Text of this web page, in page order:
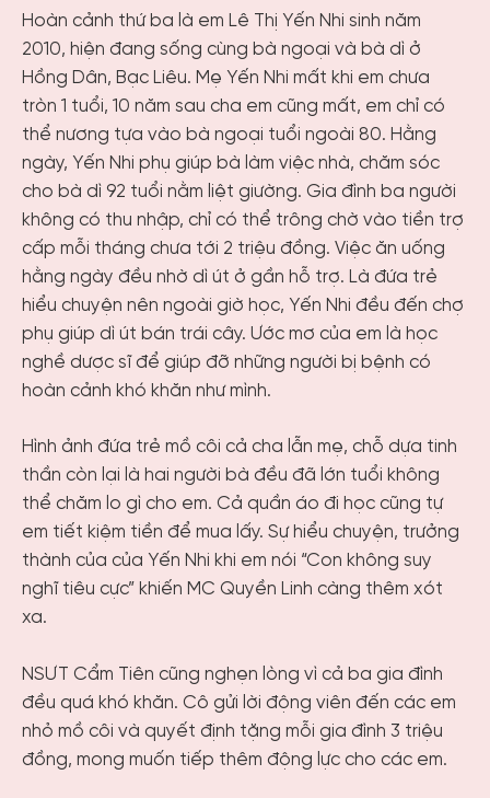
Hoàn cảnh thứ ba là em Lê Thị Yến Nhi sinh năm
2010, hiện đang sống cùng bà ngoại và bà dì ở
Hồng Dân, Bạc Liêu. Mẹ Yến Nhi mất khi em chưa
tròn 1 tuổi, 10 năm sau cha em cũng mất, em chỉ có
thể nương tựa vào bà ngoại tuổi ngoài 80. Hằng
ngày, Yến Nhi phụ giúp bà làm việc nhà, chăm sóc
cho bà dì 92 tuổi nằm liệt giường. Gia đình ba người
không có thu nhập, chỉ có thể trông chờ vào tiền trợ
cấp mỗi tháng chưa tới 2 triệu đồng. Việc ăn uống
hằng ngày đều nhờ dì út ở gần hỗ trợ. Là đứa trẻ
hiểu chuyện nên ngoài giờ học, Yến Nhi đều đến chợ
phụ giúp dì út bán trái cây. Ước mơ của em là học
nghề dược sĩ để giúp đỡ những người bị bệnh có
hoàn cảnh khó khăn như mình.
Hình ảnh đứa trẻ mồ côi cả cha lẫn mẹ, chỗ dựa tinh
thần còn lại là hai người bà đều đã lớn tuổi không
thể chăm lo gì cho em. Cả quần áo đi học cũng tự
em tiết kiệm tiền để mua lấy. Sự hiểu chuyện, trưởng
thành của của Yến Nhi khi em nói “Con không suy
nghĩ tiêu cực” khiến MC Quyền Linh càng thêm xót
xa.
NSƯT Cẩm Tiên cũng nghẹn lòng vì cả ba gia đình
đều quá khó khăn. Cô gửi lời động viên đến các em
nhỏ mồ côi và quyết định tặng mỗi gia đình 3 triệu
đồng, mong muốn tiếp thêm động lực cho các em.